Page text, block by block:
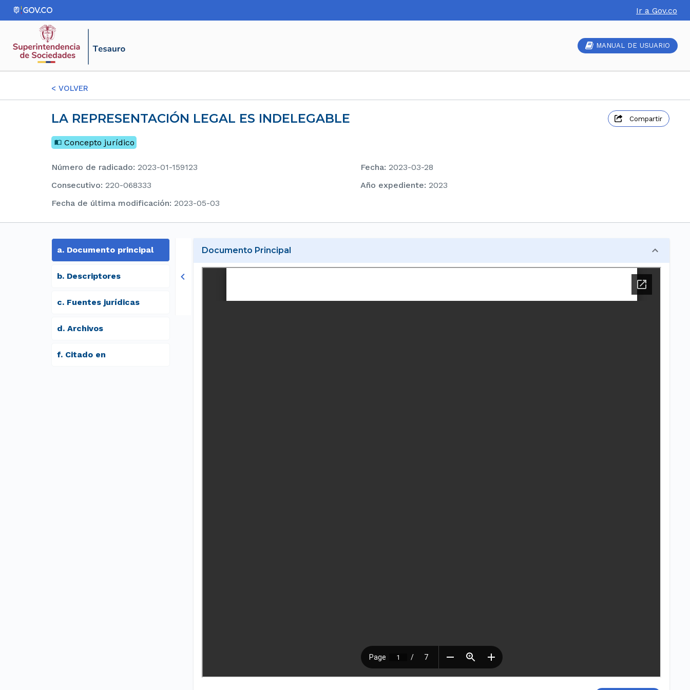
Ir a Gov.co
MANUAL DE USUARIO
< VOLVER
LA REPRESENTACIÓN LEGAL ES INDELEGABLE Compartir
Concepto jurídico
Número de radicado: 2023-01-159123 Fecha: 2023-03-28
consecutivo: 220-068333 Año expediente: 2023
Fecha de última modificación: 2023-05-03
a. Documento principal
b. Descriptores
c. Fuentes jurídicas
d. archivos
f. Citado en
Documento Principal